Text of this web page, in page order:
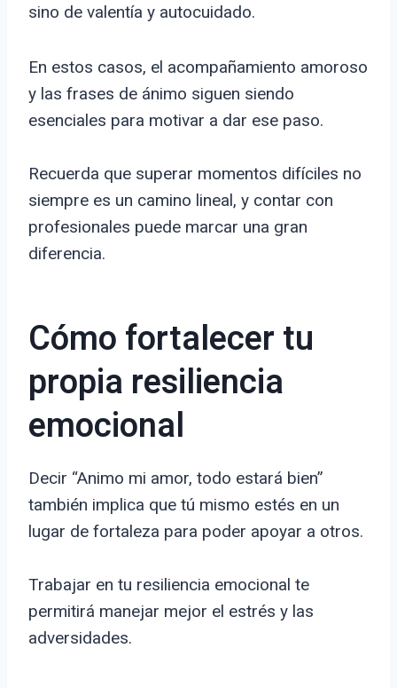
sino de valentía y autocuidado.
En estos casos, el acompañamiento amoroso
y las frases de ánimo siguen siendo
esenciales para motivar a dar ese paso.
Recuerda que superar momentos difíciles no
siempre es un camino lineal, y contar con
profesionales puede marcar una gran
diferencia.
Cómo fortalecer tu
propia resiliencia
emocional
Decir “Animo mi amor, todo estará bien”
también implica que tú mismo estés en un
lugar de fortaleza para poder apoyar a otros.
Trabajar en tu resiliencia emocional te
permitirá manejar mejor el estrés y las
adversidades.